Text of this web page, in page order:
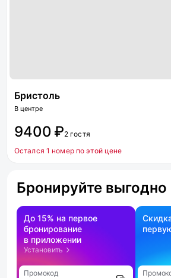
Бристоль
В центре
9400 ₽2 гостя
Остался 1 номер по этой цене
Бронируйте выгодно
До 15% на первое
бронирование
в приложении
Установить
Промокод